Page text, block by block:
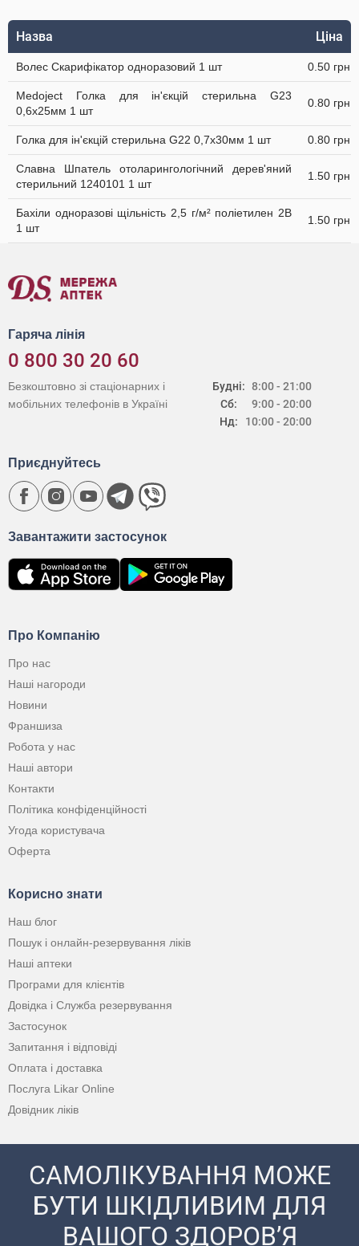
Назва Ціна
Волес Скарифікатор одноразовий 1 шт 0.50 грн
Medoject Голка для ін'єкцій стерильна G23
0,6х25мм 1 шт
0.80 грн
Голка для ін'єкцій стерильна G22 0,7х30мм 1 шт 0.80 грн
Славна Шпатель отоларингологічний дерев'яний
стерильний 1240101 1 шт
1.50 грн
Бахіли одноразові щільність 2,5 г/м² поліетилен 2В
1 шт
1.50 грн
Гаряча лінія
0 800 30 20 60
Будні:
Сб:
Нд:
8:00 - 21:00
9:00 - 20:00
10:00 - 20:00
Безкоштовно зі стаціонарних і
мобільних телефонів в Україні
Про Компанію
Про нас
Наші нагороди
Новини
Франшиза
Робота у нас
Наші автори
Контакти
Політика конфіденційності
Угода користувача
Оферта
Корисно знати
Наш блог
Пошук і онлайн-резервування ліків
Наші аптеки
Програми для клієнтів
Довідка і Служба резервування
Застосунок
Запитання і відповіді
Оплата і доставка
Послуга Likar Online
Довідник ліків
Завантажити застосунок
Приєднуйтесь
САМОЛІКУВАННЯ МОЖЕ
БУТИ ШКІДЛИВИМ ДЛЯ
ВАШОГО ЗДОРОВ’Я